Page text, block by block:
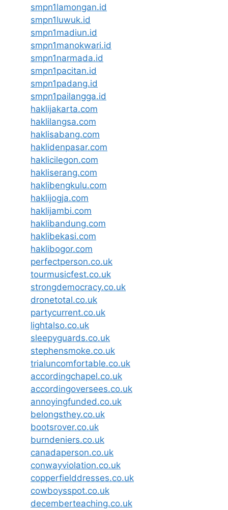
smpn1lamongan.id
smpn1luwuk.id
smpn1madiun.id
smpn1manokwari.id
smpn1narmada.id
smpn1pacitan.id
smpn1padang.id
smpn1pailangga.id
haklijakarta.com
haklilangsa.com
haklisabang.com
haklidenpasar.com
haklicilegon.com
hakliserang.com
haklibengkulu.com
haklijogja.com
haklijambi.com
haklibandung.com
haklibekasi.com
haklibogor.com
perfectperson.co.uk
tourmusicfest.co.uk
strongdemocracy.co.uk
dronetotal.co.uk
partycurrent.co.uk
lightalso.co.uk
sleepyguards.co.uk
stephensmoke.co.uk
trialuncomfortable.co.uk
accordingchapel.co.uk
accordingoversees.co.uk
annoyingfunded.co.uk
belongsthey.co.uk
bootsrover.co.uk
burndeniers.co.uk
canadaperson.co.uk
conwayviolation.co.uk
copperfielddresses.co.uk
cowboysspot.co.uk
decemberteaching.co.uk